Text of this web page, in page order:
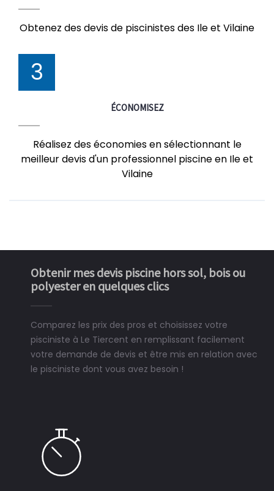
Obtenez des devis de piscinistes des Ile et Vilaine
3
ÉCONOMISEZ
Réalisez des économies en sélectionnant le
meilleur devis d'un professionnel piscine en Ile et
Vilaine
Obtenir mes devis piscine hors sol, bois ou
polyester en quelques clics
Comparez les prix des pros et choisissez votre
pisciniste à Le Tiercent en remplissant facilement
votre demande de devis et être mis en relation avec
le pisciniste dont vous avez besoin !